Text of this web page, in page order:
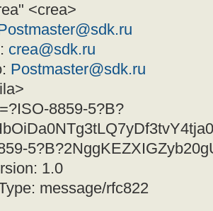
<crea>
Postmaster@sdk.ru
crea@sdk.ru
Postmaster@sdk.ru
8859-5?B?
1.0
message/rfc822